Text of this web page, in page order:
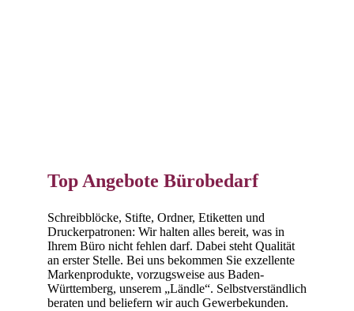
Top Angebote Bürobedarf
Schreibblöcke, Stifte, Ordner, Etiketten und
Druckerpatronen: Wir halten alles bereit, was in
Ihrem Büro nicht fehlen darf. Dabei steht Qualität
an erster Stelle. Bei uns bekommen Sie exzellente
Markenprodukte, vorzugsweise aus Baden-
Württemberg, unserem „Ländle“. Selbstverständlich
beraten und beliefern wir auch Gewerbekunden.